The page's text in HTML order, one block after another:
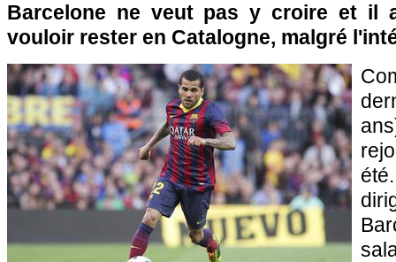
Barcelone ne veut pas y croire et il
vouloir rester en Catalogne, malgré